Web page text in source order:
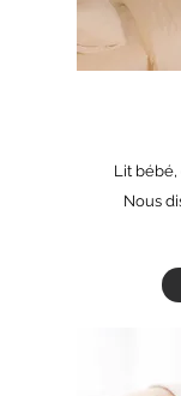
Lit bébé,
Nous